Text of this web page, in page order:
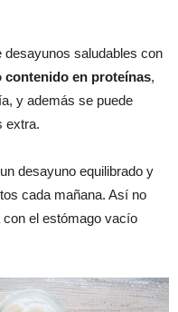
desayunos saludables con
contenido en proteínas,
y además se puede
extra.
desayuno equilibrado y
cada mañana. Así no
el estómago vacío